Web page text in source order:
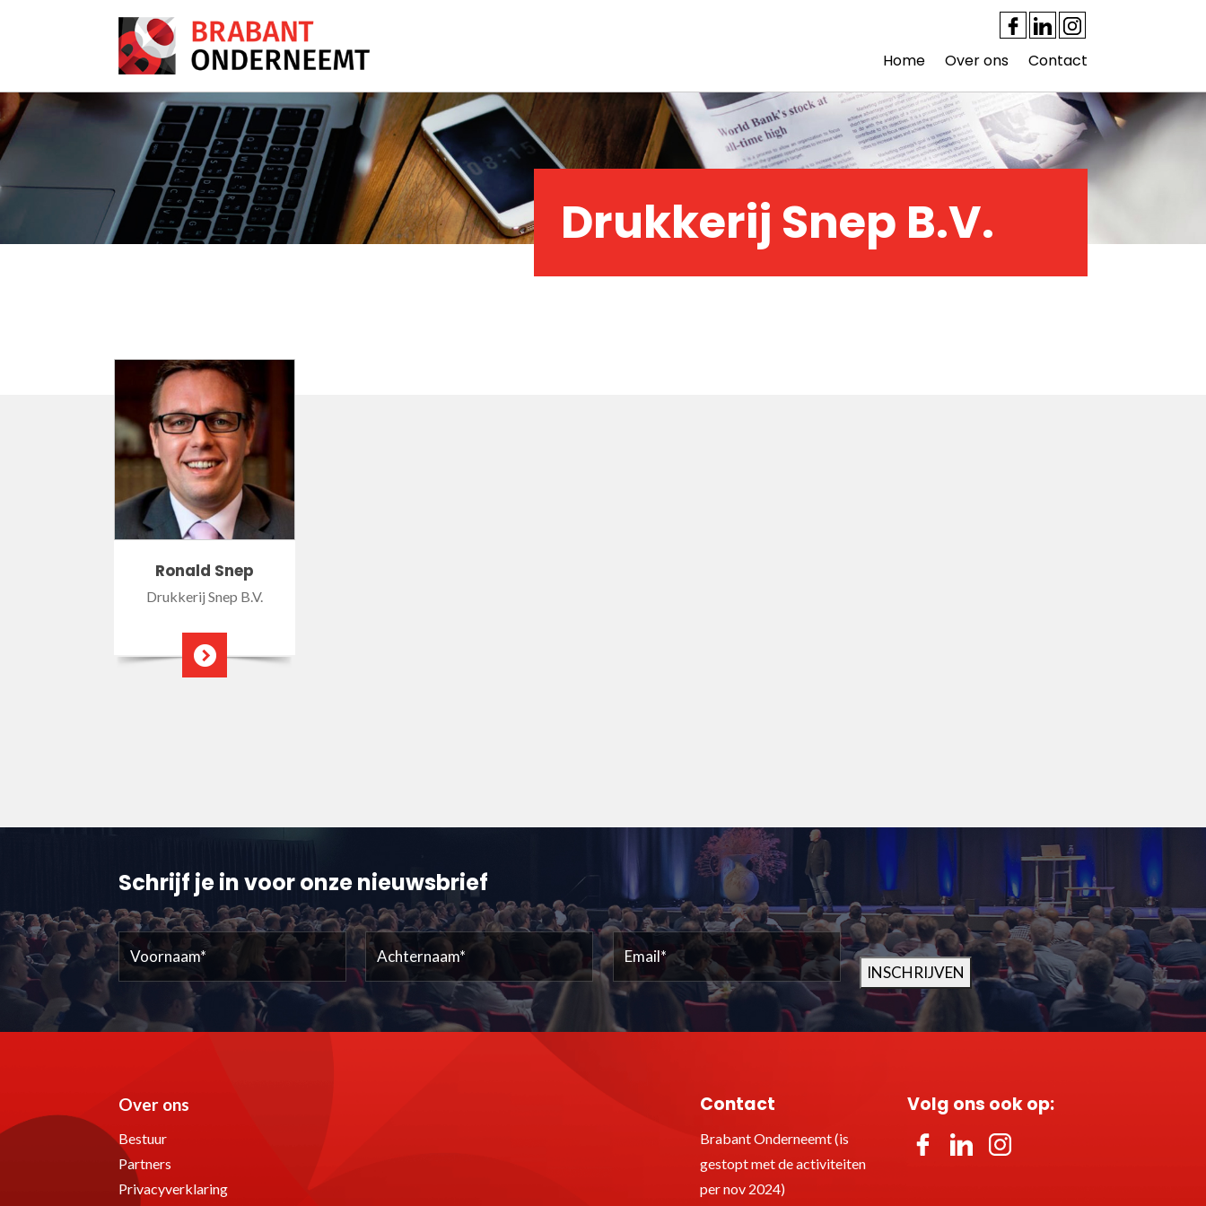
Home Over ons Contact
Drukkerij Snep B.V.
Ronald Snep
Drukkerij Snep B.V.
Schrijf je in voor onze nieuwsbrief
Voornaam (Vereist) Achternaam (Vereist) Email (Vereist)
INSCHRIJVEN
Over ons
Bestuur
Partners
Privacyverklaring
Contact
Brabant Onderneemt (is
gestopt met de activiteiten
per nov 2024)
Volg ons ook op: